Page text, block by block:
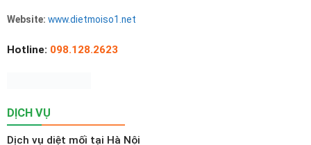
Website: www.dietmoiso1.net
Hotline: 098.128.2623
DỊCH VỤ
Dịch vụ diệt mối tại Hà Nội